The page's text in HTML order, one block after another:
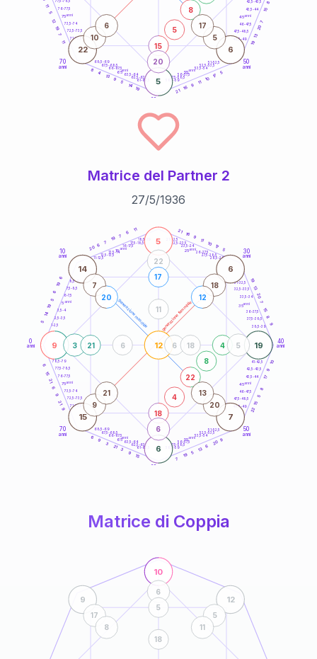
50
anni
60
70
anni
42,5-43,5
43,5-44
46-47,5
47,5-48,5
48,5-49
51-52,5
52,5-53,5
53,5-54
56-57,5
57,5-58,5
58,5-59
61-62,5
62,5-63,5
63,5-64
66-67,5
67,5-68,5
68,5-69
71-72,5
72,5-73,5
73,5-74
76-77,5
77,5-78,5
8
15
7
20
13
19
5
17
10
11
9
16
21
19
14
5
9
13
4
8
11
7
19
12
5
11
5
22 6
15
5
8
20
10
6
5
17
45anni
55anni
65anni
75anni
Matrice del Partner 2
27/5/1936
generazione maschile generazione femminile
0
anni
10
anni
30
anni
40
anni
50
anni
60
70
anni
1-2,5
2,5-3,5
3,5-4
6-7,5
7,5-8,5
8,5-9
11-12,5
12,5-13,5
13,5-14
16-17,5
17,5-18,5
18,5-19 21-22,5
22,5-23,5
23,5-24
26-27,5
27,5-28,5
28,5-29
31-32,5
32,5-33,5
33,5-34
36-37,5
37,5-38,5
38,5-39
41-42,5
42,5-43,5
43,5-44
46-47,5
47,5-48,5
48,5-49
51-52,5
52,5-53,5
53,5-54
56-57,5
57,5-58,5
58,5-59
61-62,5
62,5-63,5
63,5-64
66-67,5
67,5-68,5
68,5-69
71-72,5
72,5-73,5
73,5-74
76-77,5
77,5-78,5
78,5-79
5
14
19
5
6
19
6
20
6
7
19 7
6
11 21
16
9
11
10
17
5
19
13
20
7
15
8
9
10
9
17
8
5
15
22
9
20
6
13
5
19
7
15
9
3
21
3
9
6
9
21
9
6
21
15
6
9
5
19
6
12
14 6
15 7
18
4
22
8
4
3
22
5
6
21
17
6 18
6
11
7
20
18
12
9
21
20
13
5anni
15 anni 25anni
35anni
45anni
55anni
65anni
75anni
Matrice di Coppia
10
9 12
6
5
18
17
8
5
11